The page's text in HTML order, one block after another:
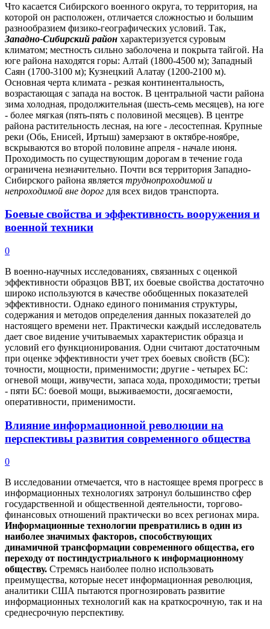
Что касается Сибирского военного округа, то территория, на
которой он расположен, отличается сложностью и большим
разнообразием физико-географических условий. Так,
Западно-Сибирский район характеризуется суровым
климатом; местность сильно заболочена и покрыта тайгой. На
юге района находятся горы: Алтай (1800-4500 м); Западный
Саян (1700-3100 м); Кузнецкий Алатау (1200-2100 м).
Основная черта климата - резкая континентальность,
возрастающая с запада на восток. В центральной части района
зима холодная, продолжительная (шесть-семь месяцев), на юге
- более мягкая (пять-пять с половиной месяцев). В центре
района растительность лесная, на юге - лесостепная. Крупные
реки (Обь, Енисей, Иртыш) замерзают в октябре-ноябре,
вскрываются во второй половине апреля - начале июня.
Проходимость по существующим дорогам в течение года
ограничена незначительно. Почти вся территория Западно-
Сибирского района является труднопроходимой и
непроходимой вне дорог для всех видов транспорта.
Боевые свойства и эффективность вооружения и
военной техники
0
В военно-научных исследованиях, связанных с оценкой
эффективности образцов ВВТ, их боевые свойства достаточно
широко используются в качестве обобщенных показателей
эффективности. Однако единого понимания структуры,
содержания и методов определения данных показателей до
настоящего времени нет. Практически каждый исследователь
дает свое видение учитываемых характеристик образца и
условий его функционирования. Одни считают достаточным
при оценке эффективности учет трех боевых свойств (БС):
точности, мощности, применимости; другие - четырех БС:
огневой мощи, живучести, запаса хода, проходимости; третьи
- пяти БС: боевой мощи, выживаемости, досягаемости,
оперативности, применимости.
Влияние информационной революции на
перспективы развития современного общества
0
В исследовании отмечается, что в настоящее время прогресс в
информационных технологиях затронул большинство сфер
государственной и общественной деятельности, торгово-
финансовых отношений практически во всех регионах мира.
Информационные технологии превратились в один из
наиболее значимых факторов, способствующих
динамичной трансформации современного общества, его
переходу от постиндустриального к информационному
обществу. Стремясь наиболее полно использовать
преимущества, которые несет информационная революция,
аналитики США пытаются прогнозировать развитие
информационных технологий как на краткосрочную, так и на
среднесрочную перспективу.